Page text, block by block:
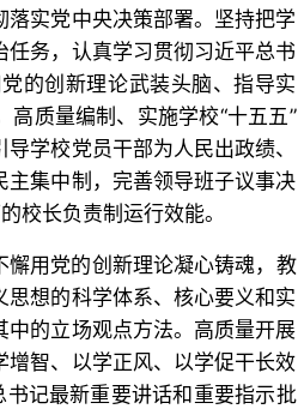
实党中央决策部署。坚持把学
务，认真学习贯彻习近平总书
的创新理论武装头脑、指导实
质量编制、实施学校“十五五”
学校党员干部为人民出政绩、
集中制，完善领导班子议事决
校长负责制运行效能。
用党的创新理论凝心铸魂，教
想的科学体系、核心要义和实
的立场观点方法。高质量开展
智、以学正风、以学促干长效
记最新重要讲话和重要指示批